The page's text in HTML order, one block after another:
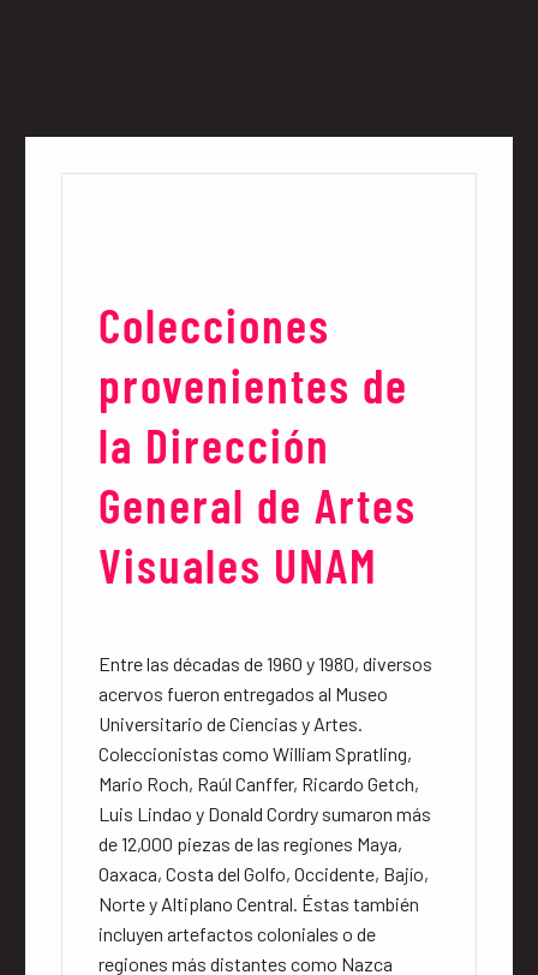
Colecciones
provenientes de
la Dirección
General de Artes
Visuales UNAM
Entre las décadas de 1960 y 1980, diversos
acervos fueron entregados al Museo
Universitario de Ciencias y Artes.
Coleccionistas como William Spratling,
Mario Roch, Raúl Canffer, Ricardo Getch,
Luis Lindao y Donald Cordry sumaron más
de 12,000 piezas de las regiones Maya,
Oaxaca, Costa del Golfo, Occidente, Bajío,
Norte y Altiplano Central. Éstas también
incluyen artefactos coloniales o de
regiones más distantes como Nazca